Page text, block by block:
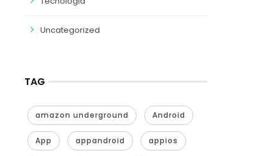
Uncategorized
TAG
amazon underground Android
App appandroid appios